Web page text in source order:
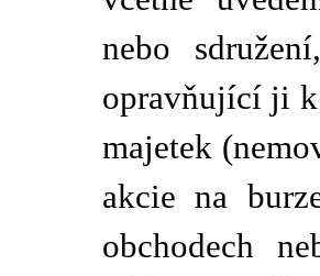
nebo
opravňující ji k
majetek
akcie na
obchodech